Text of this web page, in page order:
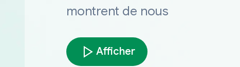
montrent de nous
Afficher